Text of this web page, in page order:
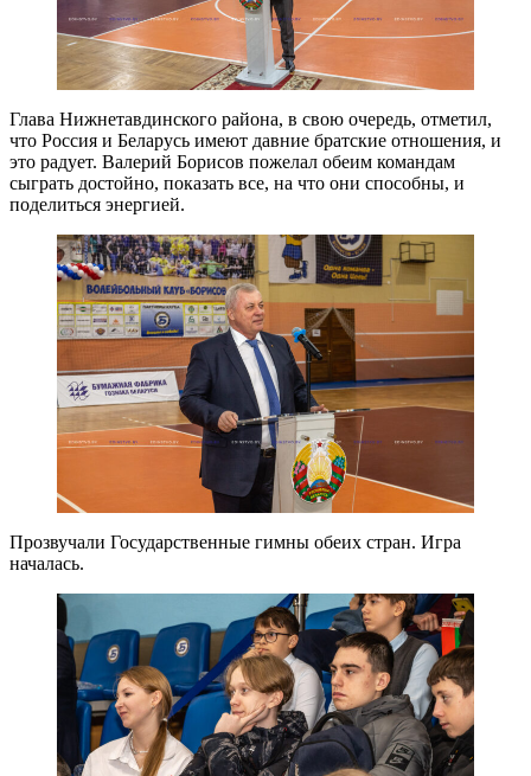
Глава Нижнетавдинского района, в свою очередь, отметил,
что Россия и Беларусь имеют давние братские отношения, и
это радует. Валерий Борисов пожелал обеим командам
сыграть достойно, показать все, на что они способны, и
поделиться энергией.
Прозвучали Государственные гимны обеих стран. Игра
началась.